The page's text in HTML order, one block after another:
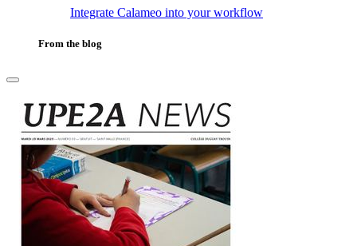
Integrate Calameo into your workflow
From the blog